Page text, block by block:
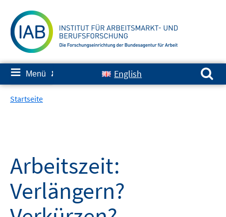
zum
Inhalt
≡ Menü ✘ English
Suchen nach:
Startseite
Arbeitszeit:
Verlängern?